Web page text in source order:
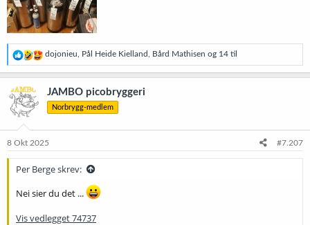
R
e
a
s
n
e
dojonieu Pål Heide Kielland Bård Mathisen og 14 til
JAMBO picobryggeri
Norbrygg-medlem
8 Okt 2025 #7.207
Per Berge skrev:
Nei sier du det ...
Vis vedlegget 74737